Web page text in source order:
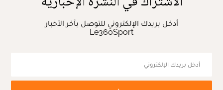
أدخل بريدك الإلكتروني للتوصل بآخر الأخبار
Le360Sport